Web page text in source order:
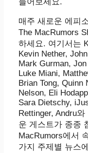
들어보세요.
매주 새로운 에피
‌The MacRumors
하세요. 여기서는
Kevin Nether,
Mark Gurman,
Luke Miani,
Brian Tong, Quinn
Nelson, Eli
Sara Dietschy,
Rettinger, Andru
운 게스트가 종종
MacRumors에서
가지 주제별 뉴스